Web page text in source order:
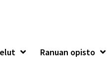
Ranuan opisto